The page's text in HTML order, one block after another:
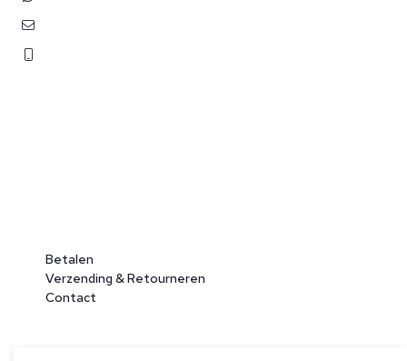
Betalen
Verzending & Retourneren
Contact